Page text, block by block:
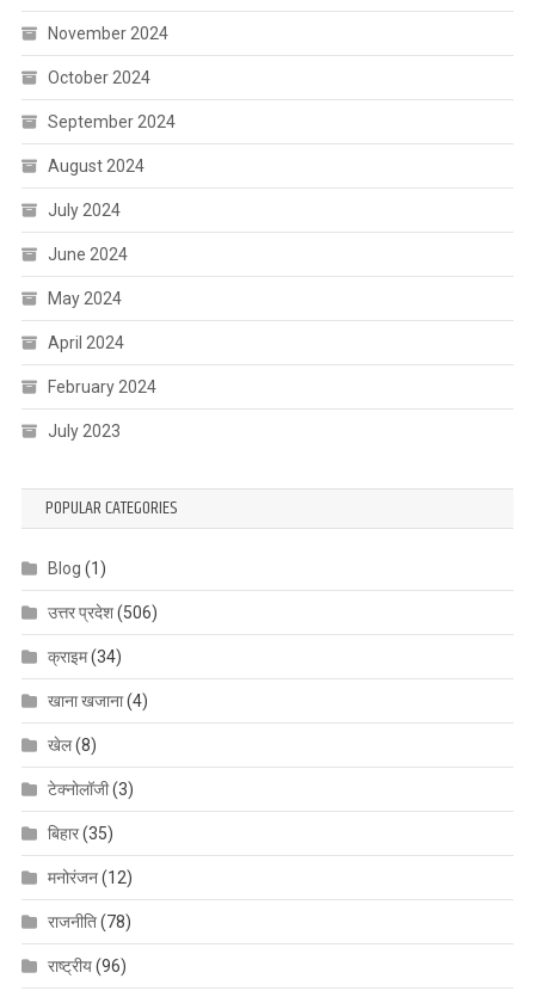
November 2024
October 2024
September 2024
August 2024
July 2024
June 2024
May 2024
April 2024
February 2024
July 2023
POPULAR CATEGORIES
Blog (1)
उत्तर प्रदेश(506)
क्राइम(34)
खाना खजाना(4)
खेल(8)
टेक्नोलॉजी(3)
बिहार(35)
मनोरंजन(12)
राजनीति(78)
राष्ट्रीय(96)